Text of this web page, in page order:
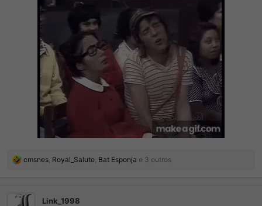
R
cmsnes, Royal_Salute, Bat Esponja e 3 outros
Link_1998